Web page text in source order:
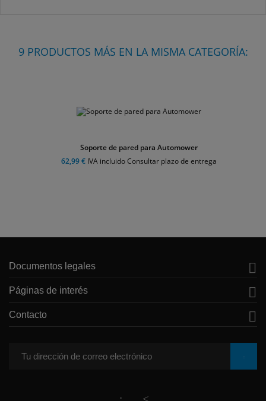
9 PRODUCTOS MÁS EN LA MISMA CATEGORÍA:
Soporte de pared para Automower
62,99 €IVA incluido Consultar plazo de entrega
Documentos legales 
Páginas de interés 
Contacto 